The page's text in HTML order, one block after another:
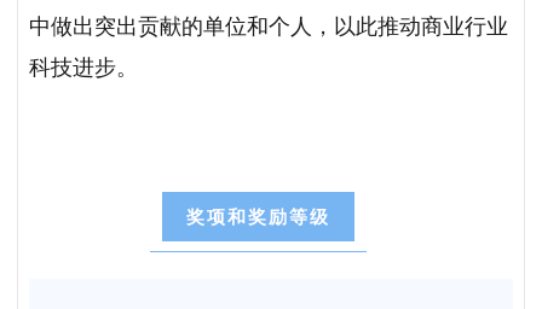
中做出突出贡献的单位和个人，以此推动商业行业
科技进步。
奖项和奖励等级